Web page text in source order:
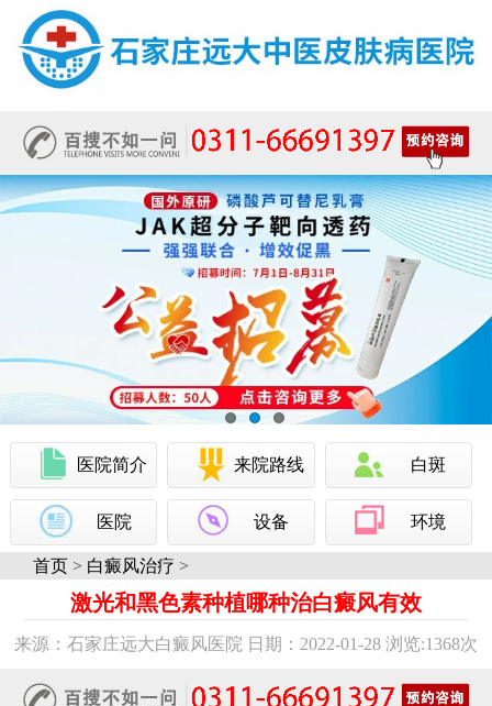
医院简介 来院路线 白斑
医院 设备 环境
首页 > 白癜风治疗 >
激光和黑色素种植哪种治白癜风有效
来源：石家庄远大白癜风医院 日期：2022-01-28 浏览:1368次